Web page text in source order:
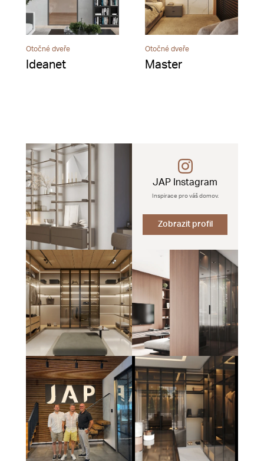
Otočné dveře
Ideanet
Otočné dveře
Master
JAP Instagram
Inspirace pro váš domov.
Zobrazit profil